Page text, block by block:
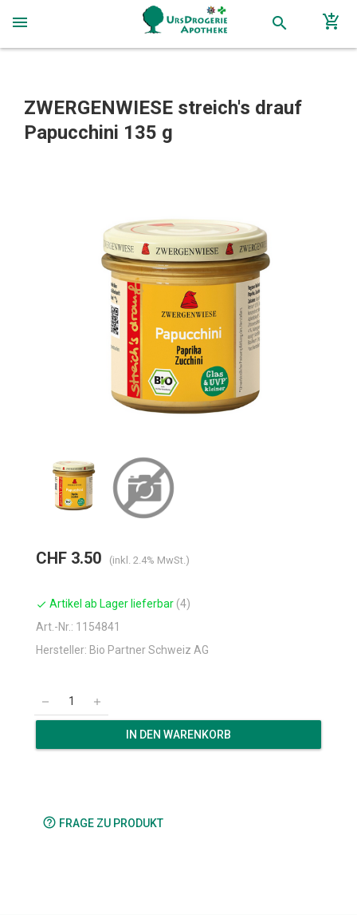
menu search add_shopping_cart
ZWERGENWIESE streich's drauf
Papucchini 135 g
CHF 3.50 (inkl. 2.4% MwSt.)
check Artikel ab Lager lieferbar (4)
Art.-Nr.: 1154841
Hersteller: Bio Partner Schweiz AG
remove add
IN DEN WARENKORB
help_outline FRAGE ZU PRODUKT